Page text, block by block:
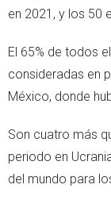
en 2021, y los 50
El 65% de todos
consideradas en
México, donde
Son cuatro más
periodo en
del mundo para